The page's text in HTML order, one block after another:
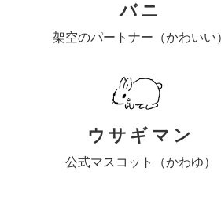
バニ
架空のパートナー（かわいい
ウサギマン
公式マスコット（かわゆ）